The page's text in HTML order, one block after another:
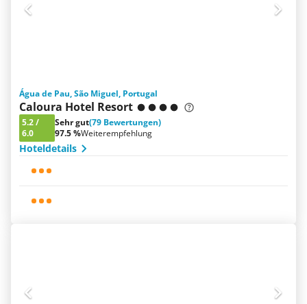
Água de Pau, São Miguel, Portugal
Caloura Hotel Resort
5.2/
6.0
Sehr gut(79 Bewertungen)
97.5 %Weiterempfehlung
Hoteldetails